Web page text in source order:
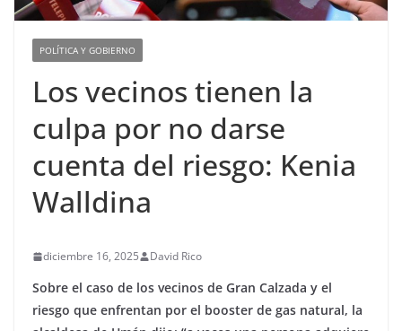
POLÍTICA Y GOBIERNO
Los vecinos tienen la
culpa por no darse
cuenta del riesgo: Kenia
Walldina
diciembre 16, 2025 David Rico
Sobre el caso de los vecinos de Gran Calzada y el
riesgo que enfrentan por el booster de gas natural, la